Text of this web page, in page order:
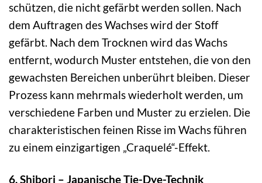
schützen, die nicht gefärbt werden sollen. Nach
dem Auftragen des Wachses wird der Stoff
gefärbt. Nach dem Trocknen wird das Wachs
entfernt, wodurch Muster entstehen, die von den
gewachsten Bereichen unberührt bleiben. Dieser
Prozess kann mehrmals wiederholt werden, um
verschiedene Farben und Muster zu erzielen. Die
charakteristischen feinen Risse im Wachs führen
zu einem einzigartigen „Craquelé“-Effekt.
6. Shibori – Japanische Tie-Dye-Technik